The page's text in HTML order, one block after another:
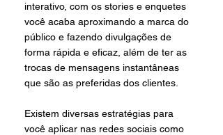
interativo, com os stories e enquetes
você acaba aproximando a marca do
público e fazendo divulgações de
forma rápida e eficaz, além de ter as
trocas de mensagens instantâneas
que são as preferidas dos clientes.
Existem diversas estratégias para
você aplicar nas redes sociais como